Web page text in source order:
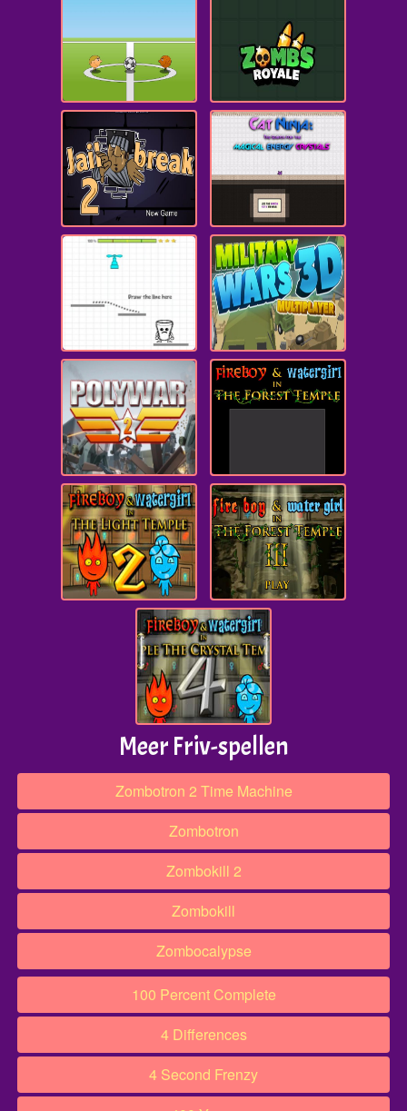
Meer Friv-spellen
Zombotron 2 Time Machine
Zombotron
Zombokill 2
Zombokill
Zombocalypse
100 Percent Complete
4 Differences
4 Second Frenzy